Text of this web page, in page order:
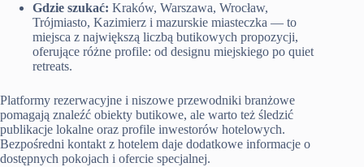
Gdzie szukać: Kraków, Warszawa, Wrocław,
Trójmiasto, Kazimierz i mazurskie miasteczka — to
miejsca z największą liczbą butikowych propozycji,
oferujące różne profile: od designu miejskiego po quiet
retreats.
Platformy rezerwacyjne i niszowe przewodniki branżowe
pomagają znaleźć obiekty butikowe, ale warto też śledzić
publikacje lokalne oraz profile inwestorów hotelowych.
Bezpośredni kontakt z hotelem daje dodatkowe informacje o
dostępnych pokojach i ofercie specjalnej.